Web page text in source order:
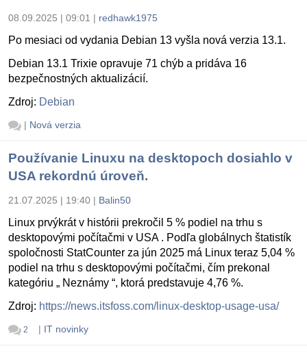
08.09.2025 | 09:01 | redhawk1975
Po mesiaci od vydania Debian 13 vyšla nová verzia 13.1.
Debian 13.1 Trixie opravuje 71 chýb a pridáva 16
bezpečnostných aktualizácií.
Zdroj: Debian
| Nová verzia
Používanie Linuxu na desktopoch dosiahlo v
USA rekordnú úroveň.
21.07.2025 | 19:40 | Balin50
Linux prvýkrát v histórii prekročil 5 % podiel na trhu s
desktopovými počítačmi v USA . Podľa globálnych štatistík
spoločnosti StatCounter za jún 2025 má Linux teraz 5,04 %
podiel na trhu s desktopovými počítačmi, čím prekonal
kategóriu „ Neznámy “, ktorá predstavuje 4,76 %.
Zdroj: https://news.itsfoss.com/linux-desktop-usage-usa/
2 | IT novinky